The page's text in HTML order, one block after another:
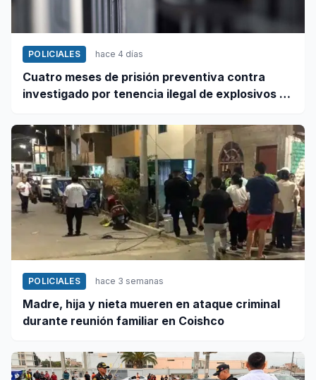
POLICIALES hace 4 días
Cuatro meses de prisión preventiva contra
investigado por tenencia ilegal de explosivos en
POLICIALES hace 3 semanas
Madre, hija y nieta mueren en ataque criminal
durante reunión familiar en Coishco